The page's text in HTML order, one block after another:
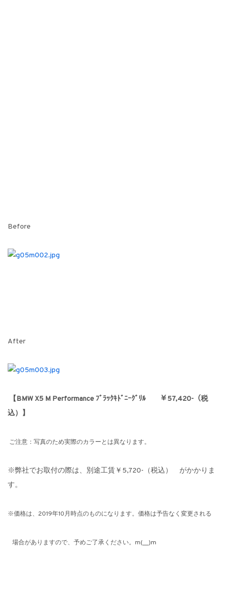
Before
After
【BMW X5 M Performance ﾌﾞﾗｯｸｷﾄﾞﾆｰｸﾞﾘﾙ ￥57,420-（税
込）】
ご注意：写真のため実際のカラーとは異なります。
※弊社でお取付の際は、別途工賃￥5,720-（税込） がかかりま
す。
※価格は、2019年10月時点のものになります。価格は予告なく変更される
場合がありますので、予めご了承ください。m(__)m